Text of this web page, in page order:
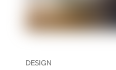
DESIGN